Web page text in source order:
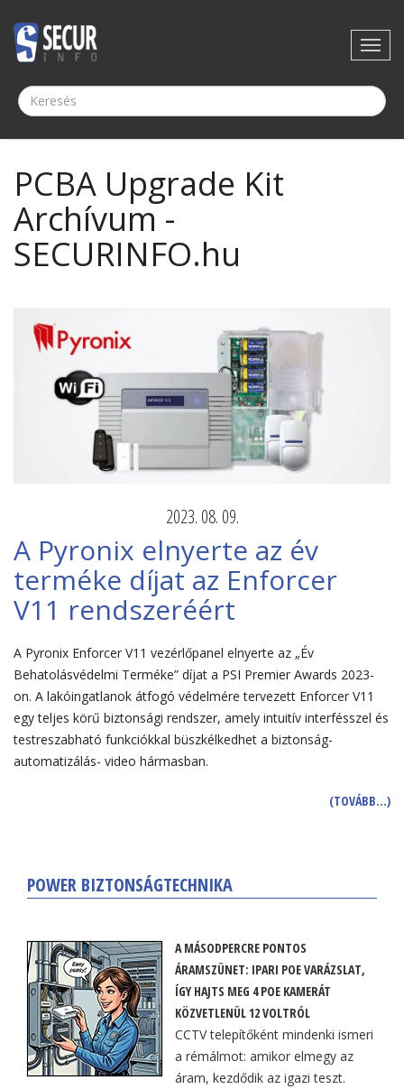
PCBA Upgrade Kit
Archívum -
SECURINFO.hu
2023. 08. 09.
A Pyronix elnyerte az év
terméke díjat az Enforcer
V11 rendszeréért
A Pyronix Enforcer V11 vezérlőpanel elnyerte az „Év
Behatolásvédelmi Terméke” díjat a PSI Premier Awards 2023-
on. A lakóingatlanok átfogó védelmére tervezett Enforcer V11
egy teljes körű biztonsági rendszer, amely intuitív interfésszel és
testreszabható funkciókkal büszkélkedhet a biztonság-
automatizálás- video hármasban.
(TOVÁBB…)
POWER BIZTONSÁGTECHNIKA
A MÁSODPERCRE PONTOS
ÁRAMSZÜNET: IPARI POE VARÁZSLAT,
ÍGY HAJTS MEG 4 POE KAMERÁT
KÖZVETLENÜL 12 VOLTRÓL
CCTV telepítőként mindenki ismeri
a rémálmot: amikor elmegy az
áram, kezdődik az igazi teszt.